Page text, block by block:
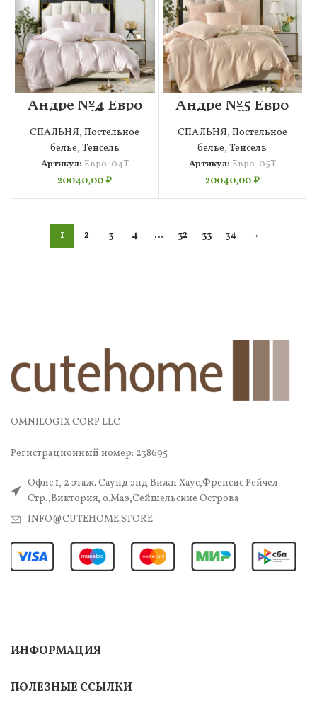
Андре №4 Евро
4н Т
СПАЛЬНЯ,Постельное
белье, Тенсель
Артикул: Евро-04Т
20040,00₽
Андре №5 Евро
4н Т
СПАЛЬНЯ, Постельное
белье,Тенсель
Артикул: Евро-05Т
20040,00₽
1 2 3 4 … 32 33 34 →
OMNILOGIX CORP LLC
Регистрационный номер: 238695
Офис 1, 2 этаж. Саунд энд Вижн Хаус,Френсис Рейчел
Стр.,Виктория, о.Маэ,Сейшельские Острова
INFO@CUTEHOME.STORE
ИНФОРМАЦИЯ
ПОЛЕЗНЫЕ ССЫЛКИ